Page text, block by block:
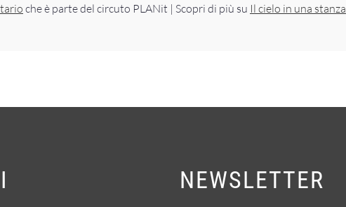
che è parte del circuto PLANit | Scopri di più su Il cielo in una stanza
NEWSLETTER